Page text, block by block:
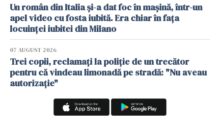
Un român din Italia și-a dat foc în mașină, într-un
apel video cu fosta iubită. Era chiar în fața
locuinței iubitei din Milano
07 AUGUST 2026
Trei copii, reclamați la poliție de un trecător
pentru că vindeau limonadă pe stradă: "Nu aveau
autorizație"